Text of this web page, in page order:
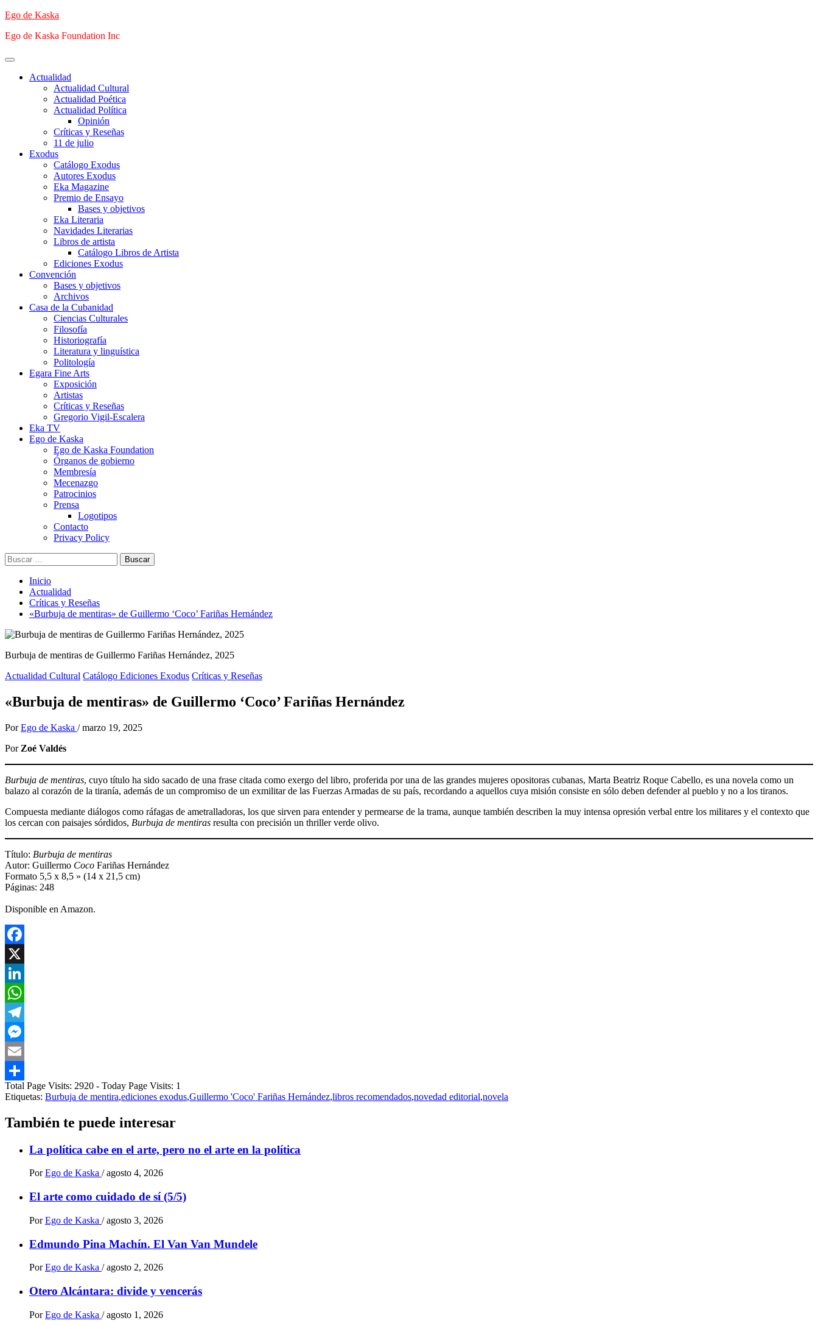
Saltar
contenido
Ego de Kaska
Ego de Kaska Foundation Inc
Menú
principalActualidad
Actualidad Cultural
Actualidad Poética
Actualidad Política
Opinión
Críticas y Reseñas
11 de julio
Exodus
Catálogo Exodus
Autores Exodus
Eka Magazine
Premio de Ensayo
Bases y objetivos
Eka Literaria
Navidades Literarias
Libros de artista
Catálogo Libros de Artista
Ediciones Exodus
Convención
Bases y objetivos
Archivos
Casa de la Cubanidad
Ciencias Culturales
Filosofía
Historiografía
Literatura y linguística
Politología
Egara Fine Arts
Exposición
Artistas
Críticas y Reseñas
Gregorio Vigil-Escalera
Eka TV
Ego de Kaska
Ego de Kaska Foundation
Órganos de gobierno
Membresía
Mecenazgo
Patrocinios
Prensa
Logotipos
Contacto
Privacy Policy
Buscar:
Inicio
Actualidad
Críticas y Reseñas
«Burbuja de mentiras» de Guillermo ‘Coco’ Fariñas Hernández
Burbuja de mentiras de Guillermo Fariñas Hernández, 2025
Actualidad Cultural Catálogo Ediciones Exodus Críticas y Reseñas
«Burbuja de mentiras» de Guillermo ‘Coco’ Fariñas Hernández
Por Ego de Kaska / marzo 19, 2025
Por Zoé Valdés
Burbuja de mentiras, cuyo título ha sido sacado de una frase citada como exergo del libro, proferida por una de las grandes mujeres opositoras cubanas, Marta Beatriz Roque Cabello, es una novela como un
balazo al corazón de la tiranía, además de un compromiso de un exmilitar de las Fuerzas Armadas de su país, recordando a aquellos cuya misión consiste en sólo deben defender al pueblo y no a los tiranos.
Compuesta mediante diálogos como ráfagas de ametralladoras, los que sirven para entender y permearse de la trama, aunque también describen la muy intensa opresión verbal entre los militares y el contexto que
los cercan con paisajes sórdidos, Burbuja de mentiras resulta con precisión un thriller verde olivo.
Título: Burbuja de mentiras
Autor: Guillermo Coco Fariñas Hernández
Formato 5,5 x 8,5 » (14 x 21,5 cm)
Páginas: 248
Disponible en Amazon.
Facebook
X
LinkedIn
WhatsApp
Telegram
Messenger
Email
Compartir
Total Page Visits: 2920 - Today Page Visits: 1
Etiquetas: Burbuja de mentira,ediciones exodus,Guillermo 'Coco' Fariñas Hernández,libros recomendados,novedad editorial,novela
También te puede interesar
La política cabe en el arte, pero no el arte en la política
Por Ego de Kaska / agosto 4, 2026
El arte como cuidado de sí (5/5)
Por Ego de Kaska / agosto 3, 2026
Edmundo Pina Machín. El Van Van Mundele
Por Ego de Kaska / agosto 2, 2026
Otero Alcántara: divide y vencerás
Por Ego de Kaska / agosto 1, 2026